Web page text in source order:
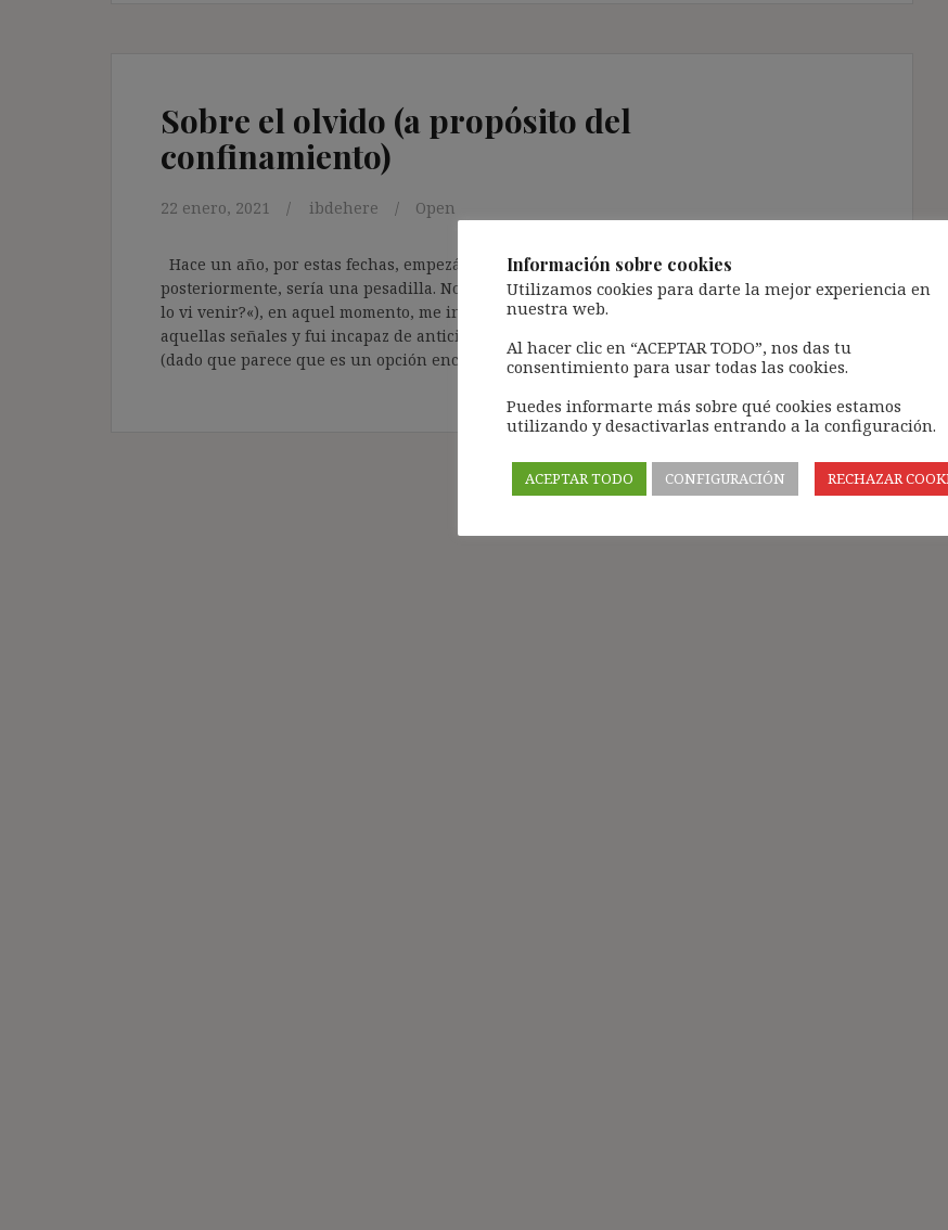
Sobre el olvido (a propósito del
confinamiento)
22 enero, 2021 ibdehere Open
Hace un año, por estas fechas, empezábamos a tener algunas evidencias de lo que,
posteriormente, sería una pesadilla. No obstante (como traté de exponerles en «¿Por qué no
lo vi venir?«), en aquel momento, me invadió una cierta desazón, pues, no supe interpretar
aquellas señales y fui incapaz de anticiparme. Pasados todos estos meses desde entonces y
(dado que parece que es un opción encima de la mesa), al […]
Información sobre cookies
Utilizamos cookies para darte la mejor experiencia en
nuestra web.
Al hacer clic en “ACEPTAR TODO”, nos das tu
consentimiento para usar todas las cookies.
Puedes informarte más sobre qué cookies estamos
utilizando y desactivarlas entrando a la configuración.
ACEPTAR TODO CONFIGURACIÓN RECHAZAR